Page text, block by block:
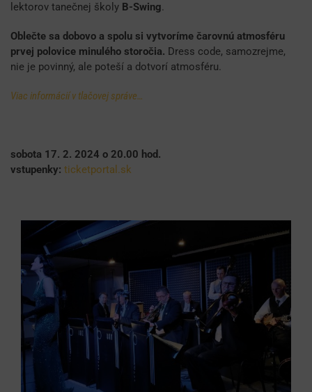
lektorov tanečnej školy B-Swing.
Oblečte sa dobovo a spolu si vytvoríme čarovnú atmosféru
prvej polovice minulého storočia. Dress code, samozrejme,
nie je povinný, ale poteší a dotvorí atmosféru.
Viac informácií v tlačovej správe…
sobota 17. 2. 2024 o 20.00 hod.
vstupenky: ticketportal.sk